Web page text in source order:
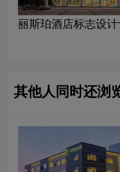
丽斯珀酒店标志设计
其他人同时还浏